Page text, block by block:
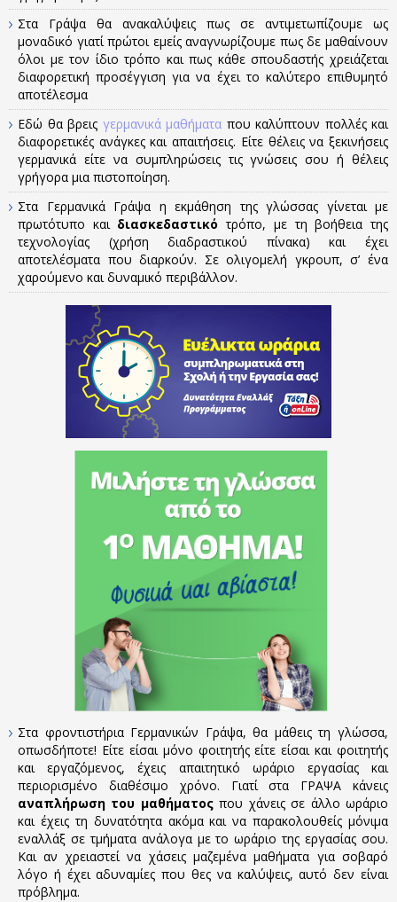
Στα Γράψα θα ανακαλύψεις πως σε αντιμετωπίζουμε ως
μοναδικό γιατί πρώτοι εμείς αναγνωρίζουμε πως δε μαθαίνουν
όλοι με τον ίδιο τρόπο και πως κάθε σπουδαστής χρειάζεται
διαφορετική προσέγγιση για να έχει το καλύτερο επιθυμητό
αποτέλεσμα
Εδώ θα βρεις γερμανικά μαθήματα που καλύπτουν πολλές και
διαφορετικές ανάγκες και απαιτήσεις. Είτε θέλεις να ξεκινήσεις
γερμανικά είτε να συμπληρώσεις τις γνώσεις σου ή θέλεις
γρήγορα μια πιστοποίηση.
Στα Γερμανικά Γράψα η εκμάθηση της γλώσσας γίνεται με
πρωτότυπο και διασκεδαστικό τρόπο, με τη βοήθεια της
τεχνολογίας (χρήση διαδραστικού πίνακα) και έχει
αποτελέσματα που διαρκούν. Σε ολιγομελή γκρουπ, σ’ ένα
χαρούμενο και δυναμικό περιβάλλον.
Στα φροντιστήρια Γερμανικών Γράψα, θα μάθεις τη γλώσσα,
οπωσδήποτε! Είτε είσαι μόνο φοιτητής είτε είσαι και φοιτητής
και εργαζόμενος, έχεις απαιτητικό ωράριο εργασίας και
περιορισμένο διαθέσιμο χρόνο. Γιατί στα ΓΡΑΨΑ κάνεις
αναπλήρωση του μαθήματοςπου χάνεις σε άλλο ωράριο
και έχεις τη δυνατότητα ακόμα και να παρακολουθείς μόνιμα
εναλλάξ σε τμήματα ανάλογα με το ωράριο της εργασίας σου.
Και αν χρειαστεί να χάσεις μαζεμένα μαθήματα για σοβαρό
λόγο ή έχει αδυναμίες που θες να καλύψεις, αυτό δεν είναι
πρόβλημα.